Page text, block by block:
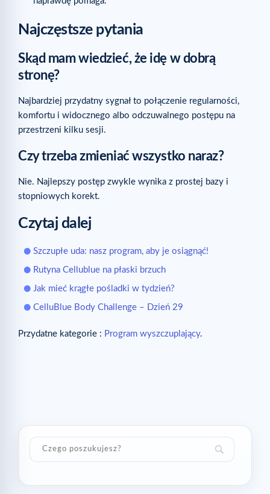
Najczęstsze pytania
Skąd mam wiedzieć, że idę w dobrą
stronę?
Najbardziej przydatny sygnał to połączenie regularności,
komfortu i widocznego albo odczuwalnego postępu na
przestrzeni kilku sesji.
Czy trzeba zmieniać wszystko naraz?
Nie. Najlepszy postęp zwykle wynika z prostej bazy i
stopniowych korekt.
Czytaj dalej
Szczupłe uda: nasz program, aby je osiągnąć!
Rutyna Cellublue na płaski brzuch
Jak mieć krągłe pośladki w tydzień?
CelluBlue Body Challenge – Dzień 29
Przydatne kategorie : Program wyszczuplający.